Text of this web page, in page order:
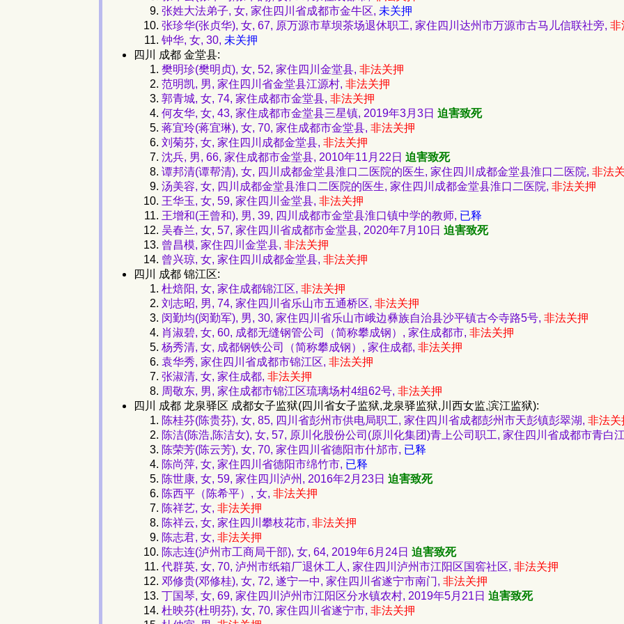
张姓大法弟子, 女, 家住四川省成都市金牛区, 未关押
张珍华(张贞华), 女, 67, 原万源市草坝茶场退休职工, 家住四川达州市万源市古马儿信联社旁, 非
钟华, 女, 30, 未关押
四川 成都 金堂县:
樊明珍(樊明贞), 女, 52, 家住四川金堂县, 非法关押
范明凯, 男, 家住四川省金堂县江源村, 非法关押
郭青城, 女, 74, 家住成都市金堂县, 非法关押
何友华, 女, 43, 家住成都市金堂县三星镇, 2019年3月3日 迫害致死
蒋宜玲(蒋宜琳), 女, 70, 家住成都市金堂县, 非法关押
刘菊芬, 女, 家住四川成都金堂县, 非法关押
沈兵, 男, 66, 家住成都市金堂县, 2010年11月22日 迫害致死
谭邦清(谭帮清), 女, 四川成都金堂县淮口二医院的医生, 家住四川成都金堂县淮口二医院, 非法
汤美容, 女, 四川成都金堂县淮口二医院的医生, 家住四川成都金堂县淮口二医院, 非法关押
王华玉, 女, 59, 家住四川金堂县, 非法关押
王增和(王曾和), 男, 39, 四川成都市金堂县淮口镇中学的教师, 已释
吴春兰, 女, 57, 家住四川省成都市金堂县, 2020年7月10日 迫害致死
曾昌模, 家住四川金堂县, 非法关押
曾兴琼, 女, 家住四川成都金堂县, 非法关押
四川 成都 锦江区:
杜焙阳, 女, 家住成都锦江区, 非法关押
刘志昭, 男, 74, 家住四川省乐山市五通桥区, 非法关押
闵勤均(闵勤军), 男, 30, 家住四川省乐山市峨边彝族自治县沙平镇古今寺路5号, 非法关押
肖淑碧, 女, 60, 成都无缝钢管公司（简称攀成钢）, 家住成都市, 非法关押
杨秀清, 女, 成都钢铁公司（简称攀成钢）, 家住成都, 非法关押
袁华秀, 家住四川省成都市锦江区, 非法关押
张淑清, 女, 家住成都, 非法关押
周敬东, 男, 家住成都市锦江区琉璃场村4组62号, 非法关押
四川 成都 龙泉驿区 成都女子监狱(四川省女子监狱,龙泉驿监狱,川西女监,滨江监狱):
陈桂芬(陈贵芬), 女, 85, 四川省彭州市供电局职工, 家住四川省成都彭州市天彭镇彭翠湖, 非法关
陈洁(陈浩,陈洁女), 女, 57, 原川化股份公司(原川化集团)青上公司职工, 家住四川省成都市青白
陈荣芳(陈云芳), 女, 70, 家住四川省德阳市什邡市, 已释
陈尚萍, 女, 家住四川省德阳市绵竹市, 已释
陈世康, 女, 59, 家住四川泸州, 2016年2月23日 迫害致死
陈西平（陈希平）, 女, 非法关押
陈祥艺, 女, 非法关押
陈祥云, 女, 家住四川攀枝花市, 非法关押
陈志君, 女, 非法关押
陈志连(泸州市工商局干部), 女, 64, 2019年6月24日 迫害致死
代群英, 女, 70, 泸州市纸箱厂退休工人, 家住四川泸州市江阳区国窖社区, 非法关押
邓修贵(邓修桂), 女, 72, 遂宁一中, 家住四川省遂宁市南门, 非法关押
丁国琴, 女, 69, 家住四川泸州市江阳区分水镇农村, 2019年5月21日 迫害致死
杜映芬(杜明芬), 女, 70, 家住四川省遂宁市, 非法关押